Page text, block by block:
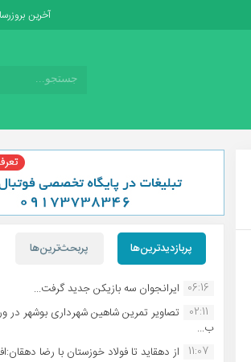
آخرین بروزرسانی: 19
پربازدیدترین‌ها پربحث‌ترین‌ها
06:16 ایرانجوان سه بازیکن جدید گرفت...
02:11
تصاویر تمرین شاهین شهردارى بوشهر در
ب...
11:07 از دهقاید تا فولاد خوزستان با رضا